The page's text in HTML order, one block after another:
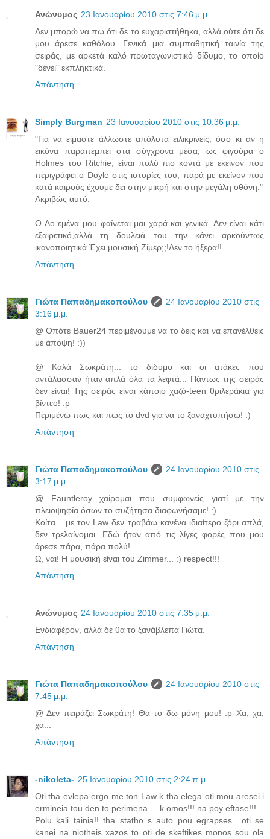
Ανώνυμος 23 Ιανουαρίου 2010 στις 7:46 μ.μ.
Δεν μπορώ να πω ότι δε το ευχαριστήθηκα, αλλά ούτε ότι δε
μου άρεσε καθόλου. Γενικά μια συμπαθητική ταινία της
σειράς, με αρκετά καλό πρωταγωνιστικό δίδυμο, το οποίο
"δένει" εκπληκτικά.
Απάντηση
Simply Burgman 23 Ιανουαρίου 2010 στις 10:36 μ.μ.
"Για να είμαστε άλλωστε απόλυτα ειλικρινείς, όσο κι αν η
εικόνα παραπέμπει στα σύγχρονα μέσα, ως φιγούρα ο
Holmes του Ritchie, είναι πολύ πιο κοντά με εκείνον που
περιγράφει ο Doyle στις ιστορίες του, παρά με εκείνον που
κατά καιρούς έχουμε δει στην μικρή και στην μεγάλη οθόνη."
Ακριβώς αυτό.
Ο Λο εμένα μου φαίνεται μαι χαρά και γενικά. Δεν είναι κάτι
εξαιρετικό,αλλά τη δουλειά του την κάνει αρκούντως
ικανοποιητικά.Έχει μουσική Ζίμερ;;!Δεν το ήξερα!!
Απάντηση
Γιώτα Παπαδημακοπούλου
24 Ιανουαρίου 2010 στις
3:16 μ.μ.
@ Οπότε Bauer24 περιμένουμε να το δεις και να επανέλθεις
με άποψη! :))
@ Καλά Σωκράτη... το δίδυμο και οι ατάκες που
αντάλασσαν ήταν απλά όλα τα λεφτά... Πάντως της σειράς
δεν είναι! Της σειράς είναι κάποιο χαζό-teen θριλεράκια για
βίντεο! :p
Περιμένω πως και πως το dvd για να το ξαναχτυπήσω! :)
Απάντηση
Γιώτα Παπαδημακοπούλου
24 Ιανουαρίου 2010 στις
3:17 μ.μ.
@ Fauntleroy χαίρομαι που συμφωνείς γιατί με την
πλειοψηφία όσων το συζήτησα διαφωνήσαμε! :)
Κοίτα... με τον Law δεν τραβάω κανένα ιδιαίτερο ζόρι απλά,
δεν τρελαίνομαι. Εδώ ήταν από τις λίγες φορές που μου
άρεσε πάρα, πάρα πολύ!
Ω, ναι! Η μουσική είναι του Zimmer... :) respect!!!
Απάντηση
Ανώνυμος 24 Ιανουαρίου 2010 στις 7:35 μ.μ.
Ενδιαφέρον, αλλά δε θα το ξανάβλεπα Γιώτα.
Απάντηση
Γιώτα Παπαδημακοπούλου
24 Ιανουαρίου 2010 στις
7:45 μ.μ.
@ Δεν πειράζει Σωκράτη! Θα το δω μόνη μου! :p Χα, χα,
χα...
Απάντηση
-nikoleta- 25 Ιανουαρίου 2010 στις 2:24 π.μ.
Oti tha evlepa ergo me ton Law k tha elega oti mou aresei i
ermineia tou den to perimena ... k omos!!! na poy eftase!!!
Polu kali tainia!! tha statho s auto pou egrapses.. oti se
kanei na niotheis xazos to oti de skeftikes monos sou ola